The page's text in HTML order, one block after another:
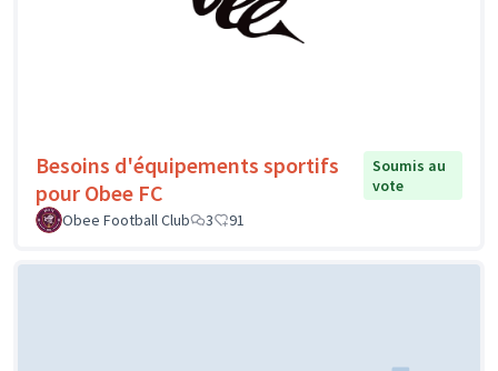
Besoins d'équipements sportifs
pour Obee FC
Soumis au
vote
Obee Football Club
3 91